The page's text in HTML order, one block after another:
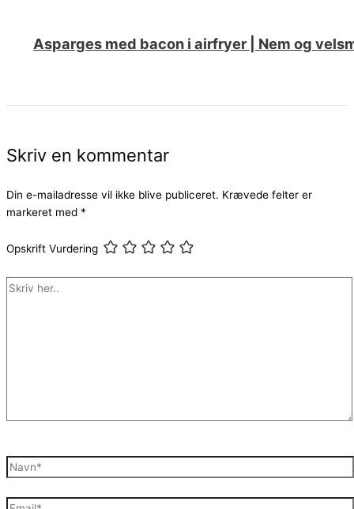
Asparges med bacon i airfryer | Nem og
Skriv en kommentar
Din e-mailadresse vil ikke blive publiceret. Krævede felter er
markeret med *
Opskrift Vurdering
Skriv
Navn*
Email*